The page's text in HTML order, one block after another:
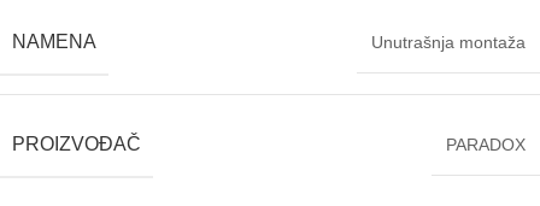
NAMENA Unutrašnja montaža
PROIZVOĐAČ PARADOX